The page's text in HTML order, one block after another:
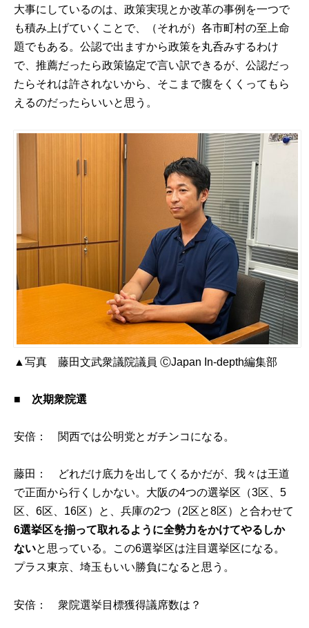
大事にしているのは、政策実現とか改革の事例を一つで
も積み上げていくことで、（それが）各市町村の至上命
題でもある。公認で出ますから政策を丸呑みするわけ
で、推薦だったら政策協定で言い訳できるが、公認だっ
たらそれは許されないから、そこまで腹をくくってもら
えるのだったらいいと思う。
▲写真 藤田文武衆議院議員 ⒸJapan In-depth編集部
■ 次期衆院選
安倍： 関西では公明党とガチンコになる。
藤田： どれだけ底力を出してくるかだが、我々は王道
で正面から行くしかない。大阪の4つの選挙区（3区、5
区、6区、16区）と、兵庫の2つ（2区と8区）と合わせて
6選挙区を揃って取れるように全勢力をかけてやるしか
ないと思っている。この6選挙区は注目選挙区になる。
プラス東京、埼玉もいい勝負になると思う。
安倍： 衆院選挙目標獲得議席数は？